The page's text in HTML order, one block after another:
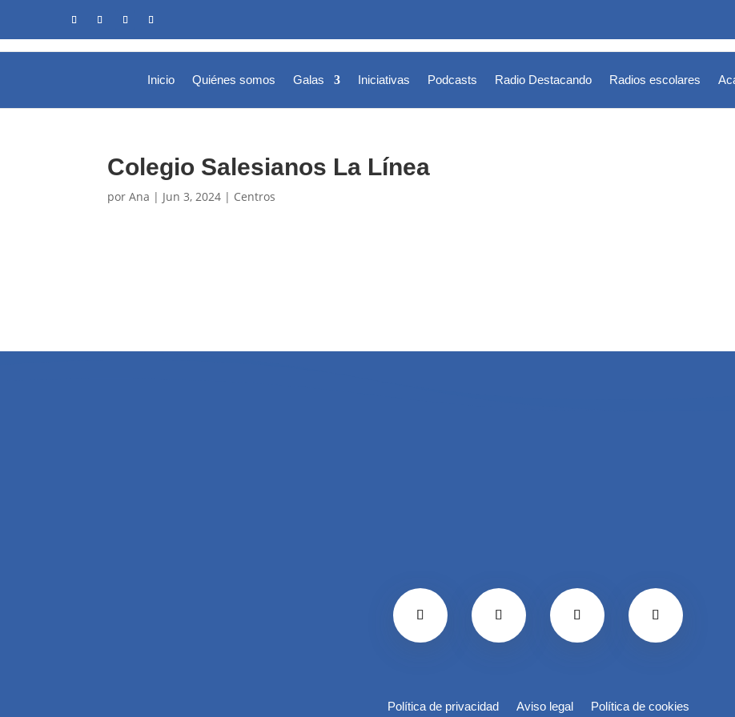
Inicio Quiénes somos Galas Iniciativas Podcasts Radio Destacando Radios escolares
Colegio Salesianos La Línea
porAna | Jun 3, 2024 | Centros
Política de privacidad Aviso legal Política de cookies